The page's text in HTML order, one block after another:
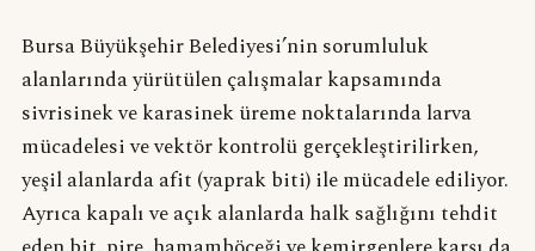
Bursa Büyükşehir Belediyesi’nin sorumluluk
alanlarında yürütülen çalışmalar kapsamında
sivrisinek ve karasinek üreme noktalarında larva
mücadelesi ve vektör kontrolü gerçekleştirilirken,
yeşil alanlarda afit (yaprak biti) ile mücadele ediliyor.
Ayrıca kapalı ve açık alanlarda halk sağlığını tehdit